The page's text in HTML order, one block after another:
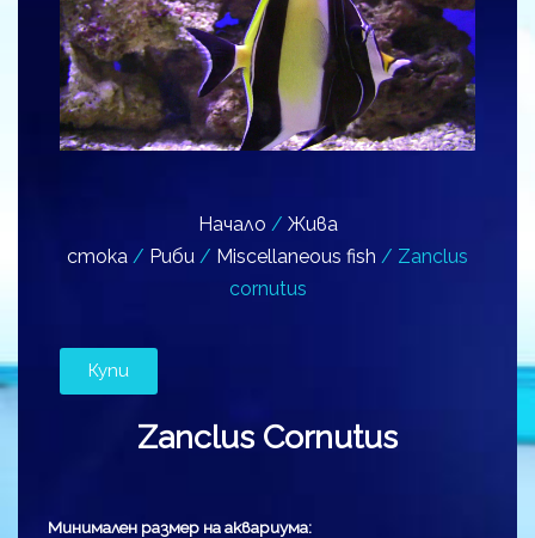
Начало / Жива
стока / Риби / Miscellaneous fish / Zanclus
cornutus
Купи
Zanclus Cornutus
Минимален размер на аквариума: